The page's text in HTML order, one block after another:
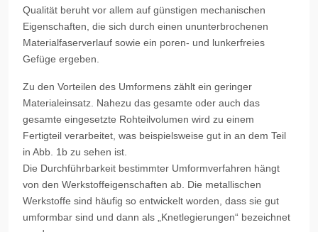
Qualität beruht vor allem auf günstigen mechanischen
Eigenschaften, die sich durch einen ununterbrochenen
Materialfaserverlauf sowie ein poren- und lunkerfreies
Gefüge ergeben.
Zu den Vorteilen des Umformens zählt ein geringer
Materialeinsatz. Nahezu das gesamte oder auch das
gesamte eingesetzte Rohteilvolumen wird zu einem
Fertigteil verarbeitet, was beispielsweise gut in an dem Teil
in Abb. 1b zu sehen ist.
Die Durchführbarkeit bestimmter Umformverfahren hängt
von den Werkstoffeigenschaften ab. Die metallischen
Werkstoffe sind häufig so entwickelt worden, dass sie gut
umformbar sind und dann als „Knetlegierungen“ bezeichnet